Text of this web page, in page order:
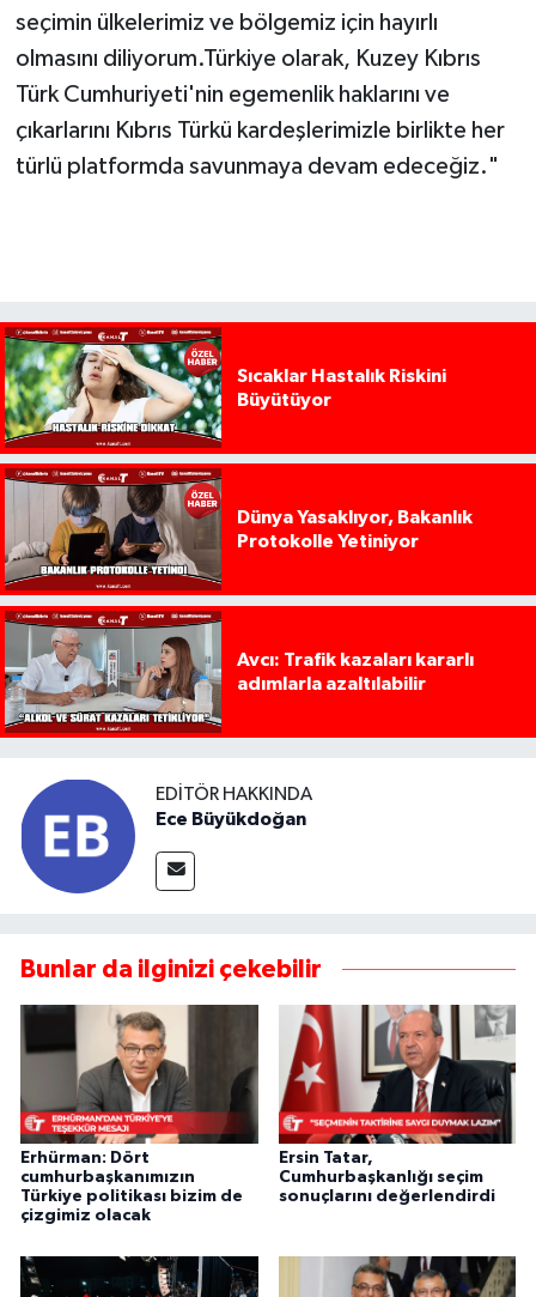
seçimin ülkelerimiz ve bölgemiz için hayırlı
olmasını diliyorum.Türkiye olarak, Kuzey Kıbrıs
Türk Cumhuriyeti'nin egemenlik haklarını ve
çıkarlarını Kıbrıs Türkü kardeşlerimizle birlikte her
türlü platformda savunmaya devam edeceğiz."
Sıcaklar Hastalık Riskini
Büyütüyor
Dünya Yasaklıyor, Bakanlık
Protokolle Yetiniyor
Avcı: Trafik kazaları kararlı
adımlarla azaltılabilir
EDITÖR HAKKINDA
Ece Büyükdoğan
Bunlar da ilginizi çekebilir
Erhürman: Dört
cumhurbaşkanımızın
Türkiye politikası bizim de
çizgimiz olacak
Ersin Tatar,
Cumhurbaşkanlığı seçim
sonuçlarını değerlendirdi